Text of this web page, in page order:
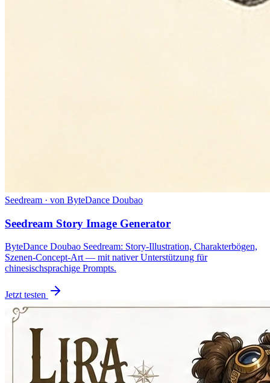
Seedream · von ByteDance Doubao
Seedream Story Image Generator
ByteDance Doubao Seedream: Story-Illustration, Charakterbögen,
Szenen-Concept-Art — mit nativer Unterstützung für
chinesischsprachige Prompts.
Jetzt testen